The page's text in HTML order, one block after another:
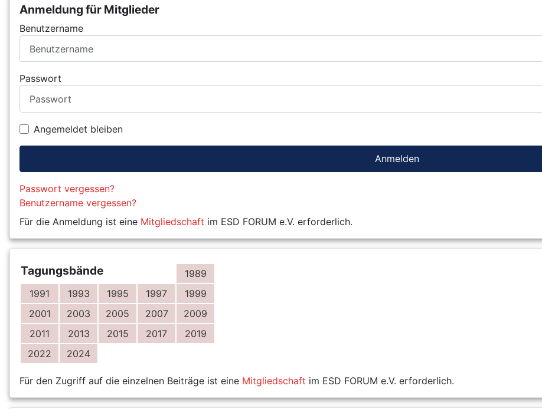
Anmeldung für Mitglieder
Benutzername
Passwort
Angemeldet bleiben
Anmelden
Passwort vergessen?
Benutzername vergessen?
Für die Anmeldung ist eine Mitgliedschaft im ESD FORUM e.V. erforderlich.
Tagungsbände
1989
1991
1993 1995 1997
1999
2001
2003 2005 2007
2009
2011
2013 2015 2017
2019
2022
2024
Für den Zugriff auf die einzelnen Beiträge ist eine Mitgliedschaft im ESD FORUM e.V. erforderlich.